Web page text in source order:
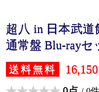
超八 in 日本武
通常盤 Blu-rayセ
送料無料